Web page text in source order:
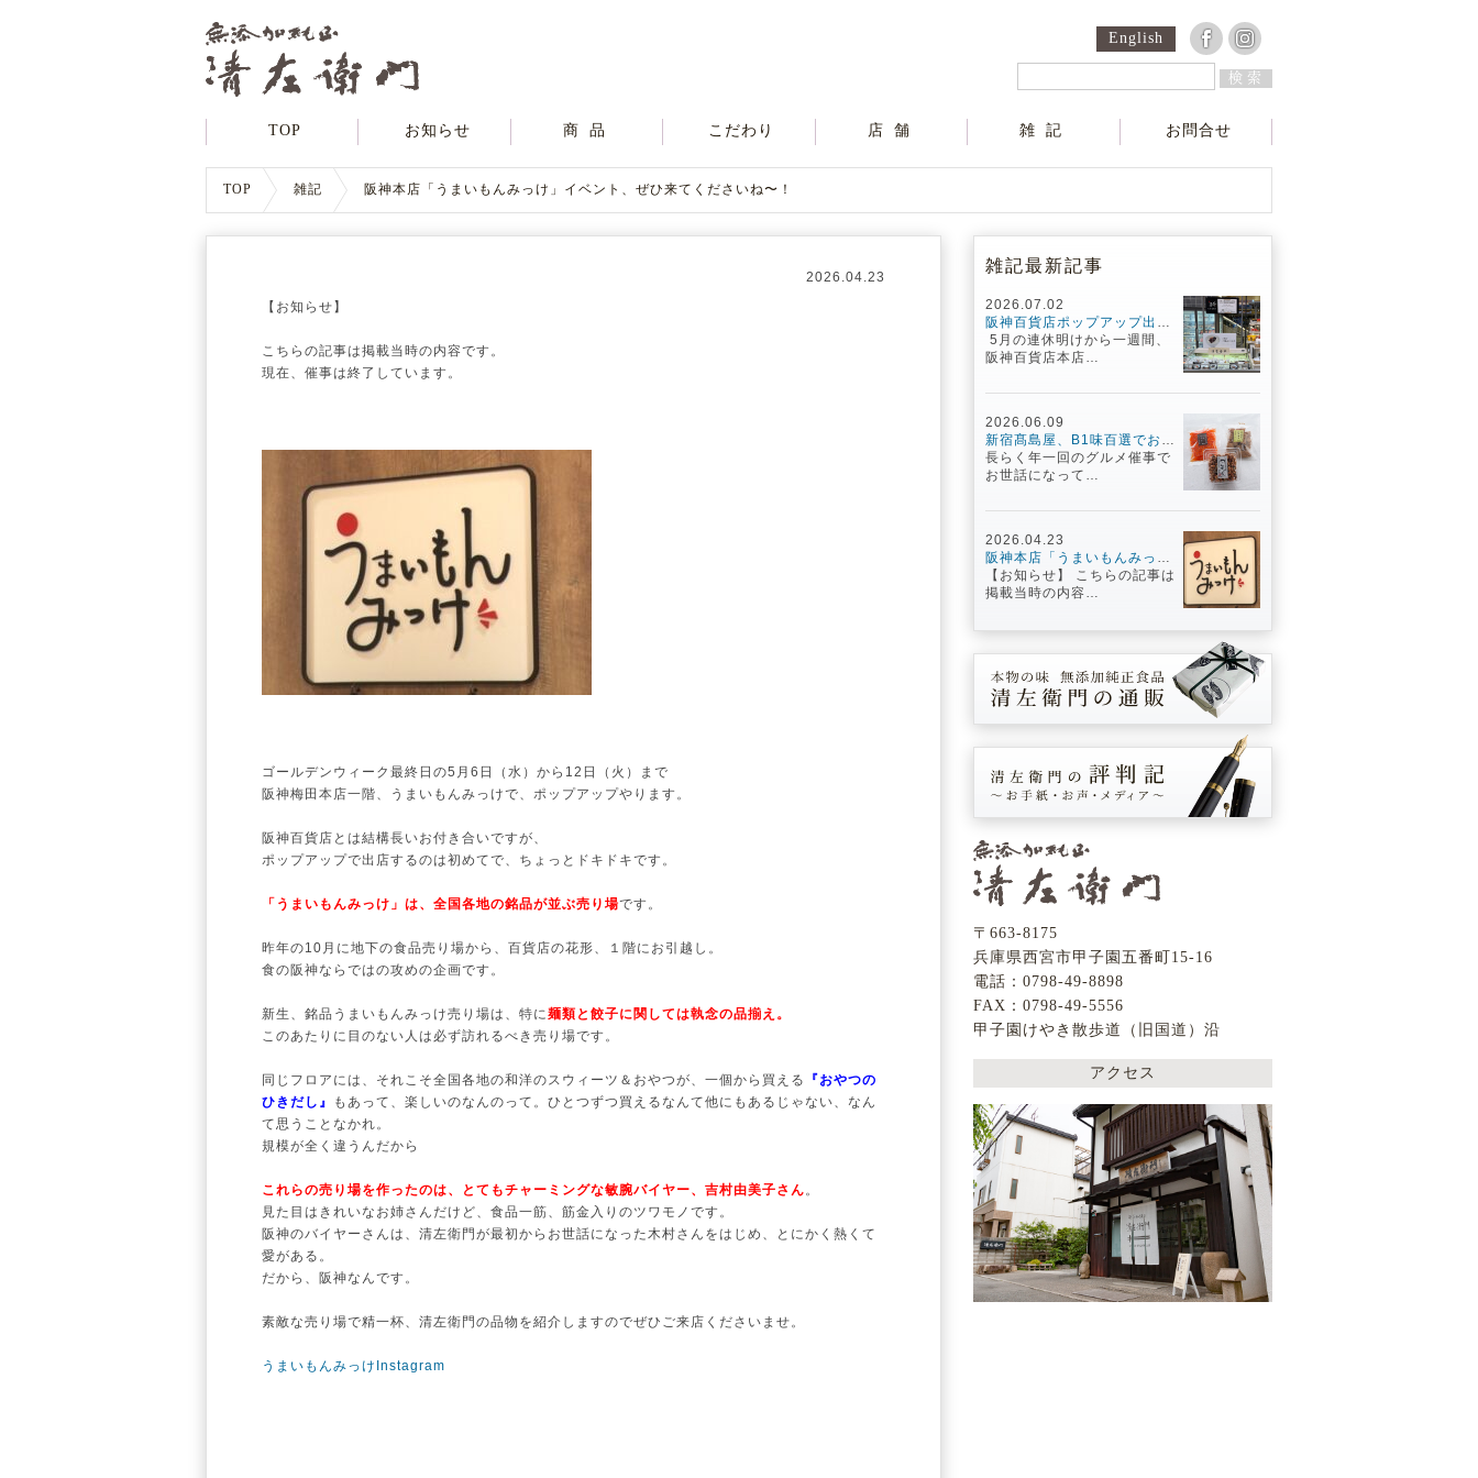
English
検索
TOP お知らせ 商品 こだわり 店舗 雑記 お問合せ
TOP 雑記 阪神本店「うまいもんみっけ」イベント、ぜひ来てくださいね〜！
2026.04.23
【お知らせ】
こちらの記事は掲載当時の内容です。
現在、催事は終了しています。
ゴールデンウィーク最終日の5月6日（水）から12日（火）まで
阪神梅田本店一階、うまいもんみっけで、ポップアップやります。
阪神百貨店とは結構長いお付き合いですが、
ポップアップで出店するのは初めてで、ちょっとドキドキです。
「うまいもんみっけ」は、全国各地の銘品が並ぶ売り場です。
昨年の10月に地下の食品売り場から、百貨店の花形、１階にお引越し。
食の阪神ならではの攻めの企画です。
新生、銘品うまいもんみっけ売り場は、特に麺類と餃子に関しては執念の品揃え。
このあたりに目のない人は必ず訪れるべき売り場です。
同じフロアには、それこそ全国各地の和洋のスウィーツ＆おやつが、一個から買える
『おやつの
ひきだし』
もあって、楽しいのなんのって。ひとつずつ買えるなんて他にもあるじゃない、なん
て思うことなかれ。
規模が全く違うんだから
これらの売り場を作ったのは、とてもチャーミングな敏腕バイヤー、吉村由美子さん。
見た目はきれいなお姉さんだけど、食品一筋、筋金入りのツワモノです。
阪神のバイヤーさんは、清左衛門が最初からお世話になった木村さんをはじめ、とにかく熱くて
愛がある。
だから、阪神なんです。
素敵な売り場で精一杯、清左衛門の品物を紹介しますのでぜひご来店くださいませ。
うまいもんみっけInstagram
雑記最新記事
2026.07.02
阪神百貨店ポップアップ出店記／元気百倍になった一週間！
5月の連休明けから一週間、
阪神百貨店本店…
2026.06.09
新宿髙島屋、B1味百選でお待ちしています！
長らく年一回のグルメ催事で
お世話になって…
2026.04.23
阪神本店「うまいもんみっけ」イベント、ぜひ来てくださいね〜！
【お知らせ】 こちらの記事は
掲載当時の内容…
〒663-8175
兵庫県西宮市甲子園五番町15-16
電話：0798-49-8898
FAX：0798-49-5556
甲子園けやき散歩道（旧国道）沿
アクセス